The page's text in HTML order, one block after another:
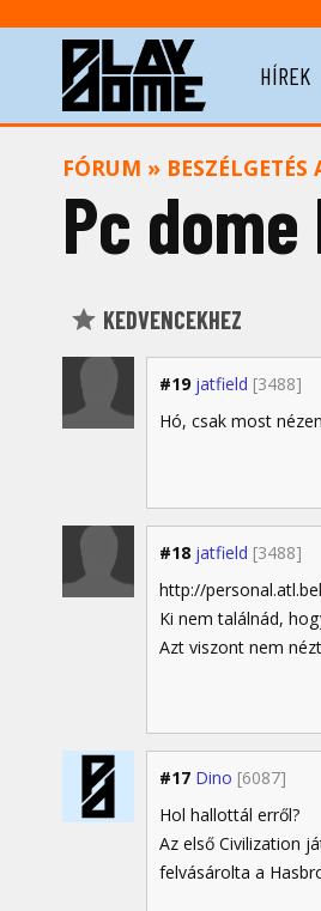
HÍREK
FÓRUM »
Pc
KEDVENCEKHEZ
#19 jatfield [3488]
Hó, csak most
#18 jatfield [3488]
http://
Ki nem találnád,
Azt viszont nem
#17 Dino [6087]
Hol hallottál erről?
Az első Civilization
felvásárolta a